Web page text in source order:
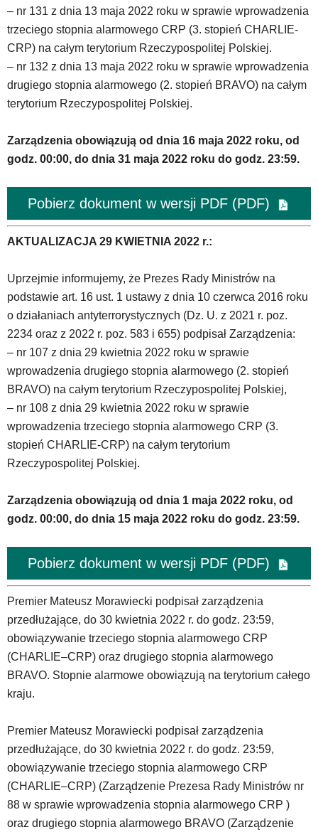
– nr 131 z dnia 13 maja 2022 roku w sprawie wprowadzenia
trzeciego stopnia alarmowego CRP (3. stopień CHARLIE-
CRP) na całym terytorium Rzeczypospolitej Polskiej.
– nr 132 z dnia 13 maja 2022 roku w sprawie wprowadzenia
drugiego stopnia alarmowego (2. stopień BRAVO) na całym
terytorium Rzeczypospolitej Polskiej.
Zarządzenia obowiązują od dnia 16 maja 2022 roku, od
godz. 00:00, do dnia 31 maja 2022 roku do godz. 23:59.
Pobierz dokument w wersji PDF (PDF)
AKTUALIZACJA 29 KWIETNIA 2022 r.:
Uprzejmie informujemy, że Prezes Rady Ministrów na
podstawie art. 16 ust. 1 ustawy z dnia 10 czerwca 2016 roku
o działaniach antyterrorystycznych (Dz. U. z 2021 r. poz.
2234 oraz z 2022 r. poz. 583 i 655) podpisał Zarządzenia:
– nr 107 z dnia 29 kwietnia 2022 roku w sprawie
wprowadzenia drugiego stopnia alarmowego (2. stopień
BRAVO) na całym terytorium Rzeczypospolitej Polskiej,
– nr 108 z dnia 29 kwietnia 2022 roku w sprawie
wprowadzenia trzeciego stopnia alarmowego CRP (3.
stopień CHARLIE-CRP) na całym terytorium
Rzeczypospolitej Polskiej.
Zarządzenia obowiązują od dnia 1 maja 2022 roku, od
godz. 00:00, do dnia 15 maja 2022 roku do godz. 23:59.
Pobierz dokument w wersji PDF (PDF)
Premier Mateusz Morawiecki podpisał zarządzenia
przedłużające, do 30 kwietnia 2022 r. do godz. 23:59,
obowiązywanie trzeciego stopnia alarmowego CRP
(CHARLIE–CRP) oraz drugiego stopnia alarmowego
BRAVO. Stopnie alarmowe obowiązują na terytorium całego
kraju.
Premier Mateusz Morawiecki podpisał zarządzenia
przedłużające, do 30 kwietnia 2022 r. do godz. 23:59,
obowiązywanie trzeciego stopnia alarmowego CRP
(CHARLIE–CRP) (Zarządzenie Prezesa Rady Ministrów nr
88 w sprawie wprowadzenia stopnia alarmowego CRP )
oraz drugiego stopnia alarmowego BRAVO (Zarządzenie